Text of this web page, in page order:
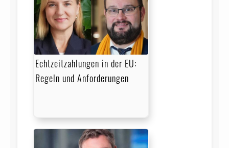
Echtzeitzahlungen in der EU:
Regeln und Anforderungen